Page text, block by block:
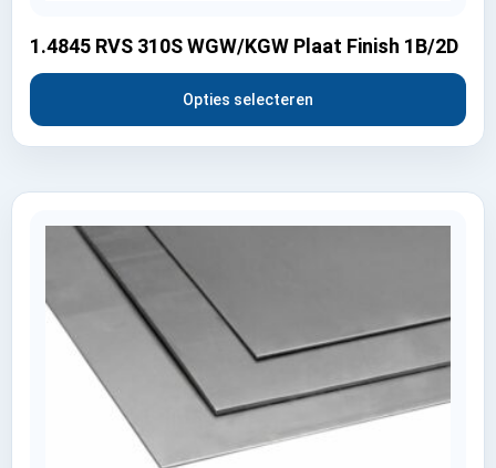
1.4845 RVS 310S WGW/KGW Plaat Finish 1B/2D
Opties selecteren